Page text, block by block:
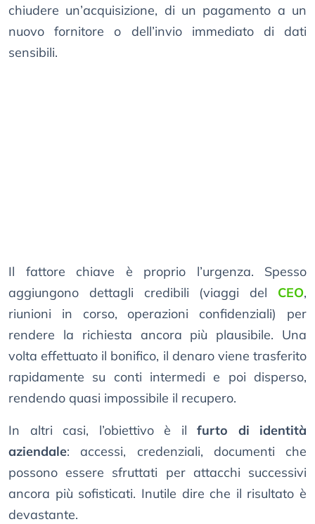
chiudere un’acquisizione, di un pagamento a un
nuovo fornitore o dell’invio immediato di dati
sensibili.
Il fattore chiave è proprio l’urgenza. Spesso
aggiungono dettagli credibili (viaggi del CEO,
riunioni in corso, operazioni confidenziali) per
rendere la richiesta ancora più plausibile. Una
volta effettuato il bonifico, il denaro viene trasferito
rapidamente su conti intermedi e poi disperso,
rendendo quasi impossibile il recupero.
In altri casi, l’obiettivo è il furto di identità
aziendale: accessi, credenziali, documenti che
possono essere sfruttati per attacchi successivi
ancora più sofisticati. Inutile dire che il risultato è
devastante.